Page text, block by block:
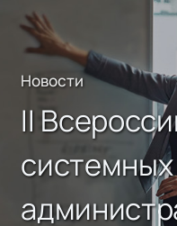
Новости
II
системных